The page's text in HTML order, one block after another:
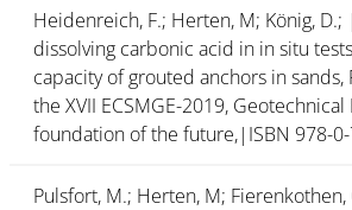
Heidenreich, F.; Herten, M; König,
dissolving carbonic acid in in situ
capacity of grouted anchors in sands,
the XVII ECSMGE-2019,
foundation of the future,|ISBN 978-
Pulsfort, M.; Herten, M;